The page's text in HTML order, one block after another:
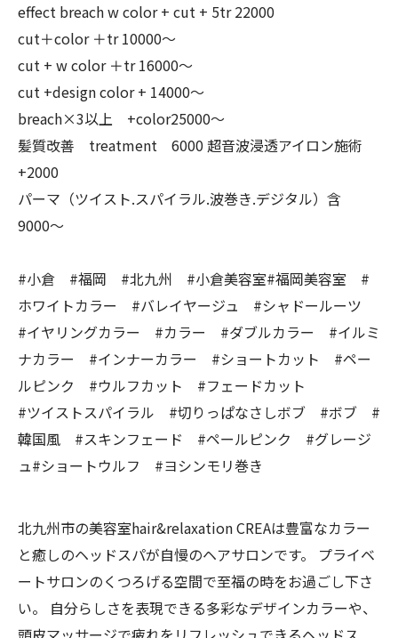
effect breach w color + cut + 5tr 22000
cut＋color ＋tr 10000〜
cut + w color ＋tr 16000〜
cut +design color + 14000〜
breach×3以上 +color25000〜
髪質改善 treatment 6000 超音波浸透アイロン施術
+2000
パーマ（ツイスト.スパイラル.波巻き.デジタル）含
9000〜
#小倉 #福岡 #北九州 #小倉美容室#福岡美容室 #
ホワイトカラー #バレイヤージュ #シャドールーツ
#イヤリングカラー #カラー #ダブルカラー #イルミ
ナカラー #インナーカラー #ショートカット #ペー
ルピンク #ウルフカット #フェードカット
#ツイストスパイラル #切りっぱなさしボブ #ボブ #
韓国風 #スキンフェード #ペールピンク #グレージ
ュ#ショートウルフ #ヨシンモリ巻き
北九州市の美容室hair&relaxation CREAは豊富なカラー
と癒しのヘッドスパが自慢のヘアサロンです。 プライベ
ートサロンのくつろげる空間で至福の時をお過ごし下さ
い。 自分らしさを表現できる多彩なデザインカラーや、